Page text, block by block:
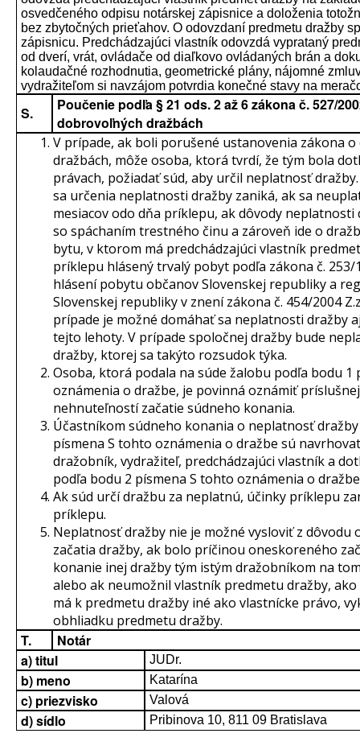
osvedčeného odpisu notárskej zápisnice a doloženia
bez zbytočných prieťahov. O odovzdaní predmetu dražby
zápisnicu. Predchádzajúci vlastník odovzdá vyprataný
od dverí, vrát, ovládače od diaľkovo ovládaných brán a
kolaudačné rozhodnutia, geometrické plány, nájomné
vydražiteľom si navzájom potvrdia konečné stavy na
S.
Poučenie podľa § 21 ods. 2 až 6 zákona č. 527/
dobrovoľných dražbách
V prípade, ak boli porušené ustanovenia zákona
dražbách, môže osoba, ktorá tvrdí, že tým bola
právach, požiadať súd, aby určil neplatnosť
sa určenia neplatnosti dražby zaniká, ak sa
mesiacov odo dňa príklepu, ak dôvody neplatnosti
so spáchaním trestného činu a zároveň ide o
bytu, v ktorom má predchádzajúci vlastník
príklepu hlásený trvalý pobyt podľa zákona č. 253/
hlásení pobytu občanov Slovenskej republiky a
Slovenskej republiky v znení zákona č. 454/2004
prípade je možné domáhať sa neplatnosti dražby
tejto lehoty. V prípade spoločnej dražby bude
dražby, ktorej sa takýto rozsudok týka.
Osoba, ktorá podala na súde žalobu podľa bodu 1
oznámenia o dražbe, je povinná oznámiť
nehnuteľností začatie súdneho konania.
Účastníkom súdneho konania o neplatnosť
písmena S tohto oznámenia o dražbe sú
dražobník, vydražiteľ, predchádzajúci vlastník a
podľa bodu 2 písmena S tohto oznámenia o
Ak súd určí dražbu za neplatnú, účinky príklepu
príklepu.
Neplatnosť dražby nie je možné vysloviť z dôvodu
začatia dražby, ak bolo príčinou oneskoreného
konanie inej dražby tým istým dražobníkom na
alebo ak neumožnil vlastník predmetu dražby,
má k predmetu dražby iné ako vlastnícke právo,
obhliadku predmetu dražby.
T.
Notár
a) titul
JUDr.
b) meno Katarína
c) priezvisko Valová
d) sídlo Pribinova 10, 811 09 Bratislava